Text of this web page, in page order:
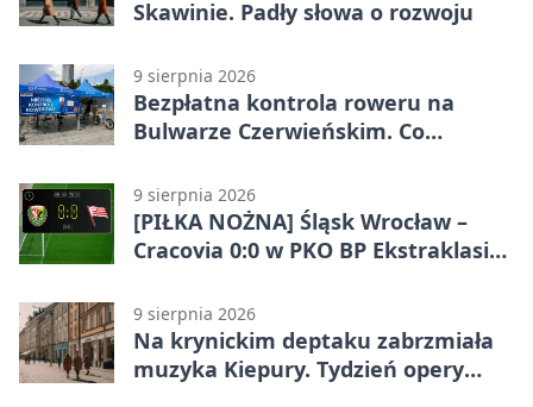
Skawinie. Padły słowa o rozwoju
9 sierpnia 2026
Bezpłatna kontrola roweru na
Bulwarze Czerwieńskim. Co
9 sierpnia 2026
[PIŁKA NOŻNA] Śląsk Wrocław –
Cracovia 0:0 w PKO BP Ekstraklasie.
punktem
9 sierpnia 2026
Na krynickim deptaku zabrzmiała
muzyka Kiepury. Tydzień opery